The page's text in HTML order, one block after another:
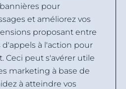
pour
et améliorez vos
proposant entre
à l'action pour
Ceci peut s'avérer utile
marketing à base de
à atteindre vos